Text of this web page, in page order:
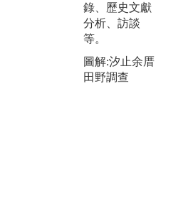
錄、歷史文獻
分析、訪談
等。
圖解:汐止余厝
田野調查